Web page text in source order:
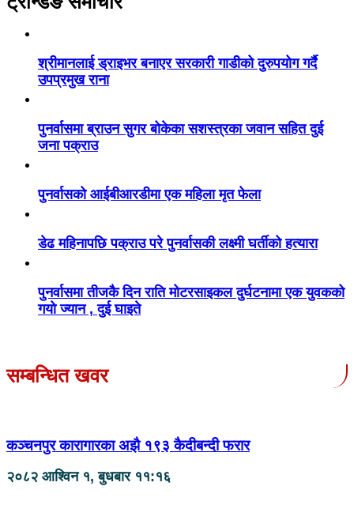
श्रीमानलाई ड्राइभर बनाएर सरकारी गाडीको दुरुपयोग गर्दै
उपप्रमुख राना
पुनर्वासमा ब्राउन सुगर बोकेका सशस्त्रका जवान सहित दुई
जना पक्राउ
पुनर्वासको आईबीआरडीमा एक महिला मृत फेला
डेढ महिनापछि पक्राउ परे पुनर्वासकी लक्ष्मी घर्तीको हत्यारा
पुनर्वासमा तीजकै दिन राति मोटरसाइकल दुर्घटनामा एक युवकको
गयो ज्यान , दुई घाइते
सम्बन्धित खवर
कञ्चनपुर कारागारका अझै १९३ कैदीबन्दी फरार
२०८२ आश्विन १, बुधबार ११:१६